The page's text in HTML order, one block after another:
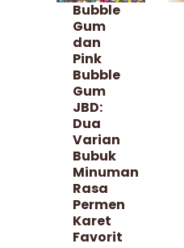
Bubble
Gum
dan
Pink
Bubble
Gum
JBD:
Dua
Varian
Bubuk
Minuman
Rasa
Permen
Karet
Favorit